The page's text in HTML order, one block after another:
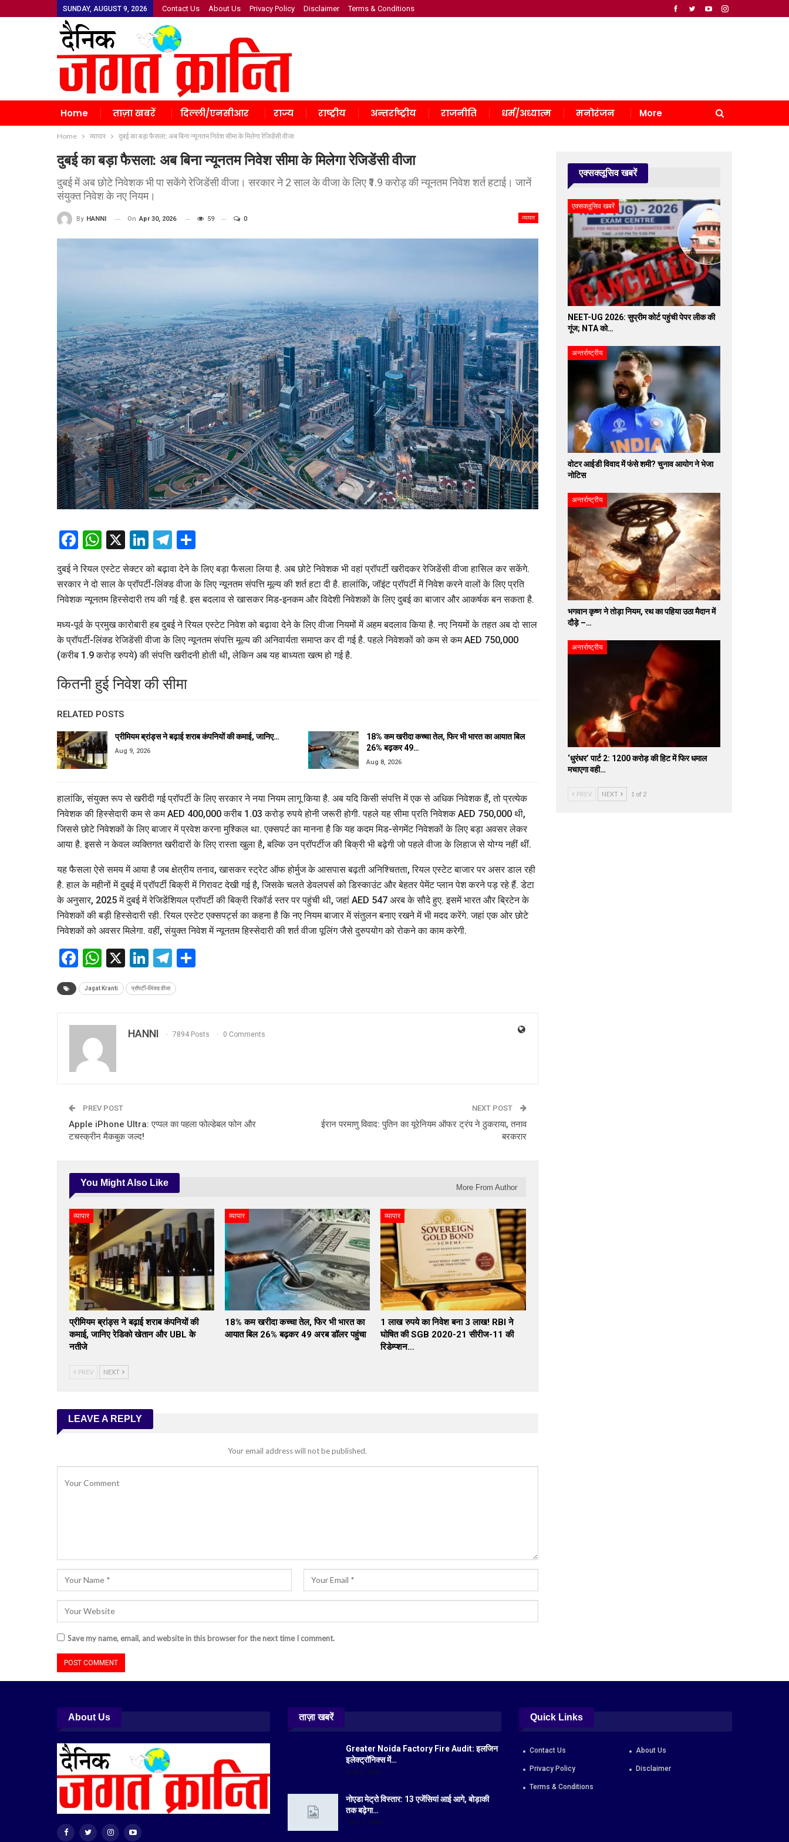
SUNDAY, AUGUST 9, 2026 Contact Us About Us Privacy Policy Disclaimer Terms & Conditions
Home ताज़ा खबरें दिल्ली/एनसीआर राज्य राष्ट्रीय अन्तर्राष्ट्रीय राजनीति धर्म/अध्यात्म मनोरंजन More
Home व्यापार दुबई का बड़ा फैसला: अब बिना न्यूनतम निवेश सीमा के मिलेगा रेजिडेंसी वीजा
दुबई का बड़ा फैसला: अब बिना न्यूनतम निवेश सीमा के मिलेगा रेजिडेंसी वीजा
दुबई में अब छोटे निवेशक भी पा सकेंगे रेजिडेंसी वीजा। सरकार ने 2 साल के वीजा के लिए ₹1.9 करोड़ की न्यूनतम निवेश शर्त हटाई। जानें
संयुक्त निवेश के नए नियम।
व्यापार
By HANNI On Apr 30, 2026 59 0
Facebook
WhatsApp
X LinkedIn
Telegram
दुबई ने रियल एस्टेट सेक्टर को बढ़ावा देने के लिए बड़ा फैसला लिया है. अब छोटे निवेशक भी वहां प्रॉपर्टी खरीदकर रेजिडेंसी वीजा हासिल कर सकेंगे.
सरकार ने दो साल के प्रॉपर्टी-लिंक्ड वीजा के लिए न्यूनतम संपत्ति मूल्य की शर्त हटा दी है. हालांकि, जॉइंट प्रॉपर्टी में निवेश करने वालों के लिए प्रति
निवेशक न्यूनतम हिस्सेदारी तय की गई है. इस बदलाव से खासकर मिड-इनकम और विदेशी निवेशकों के लिए दुबई का बाजार और आकर्षक बन सकता है.
मध्य-पूर्व के प्रमुख कारोबारी हब दुबई ने रियल एस्टेट निवेश को बढ़ावा देने के लिए वीजा नियमों में अहम बदलाव किया है. नए नियमों के तहत अब दो साल
के प्रॉपर्टी-लिंक्ड रेजिडेंसी वीजा के लिए न्यूनतम संपत्ति मूल्य की अनिवार्यता समाप्त कर दी गई है. पहले निवेशकों को कम से कम AED 750,000
(करीब 1.9 करोड़ रुपये) की संपत्ति खरीदनी होती थी, लेकिन अब यह बाध्यता खत्म हो गई है.
कितनी हुई निवेश की सीमा
RELATED POSTS
प्रीमियम ब्रांड्स ने बढ़ाई शराब कंपनियों की कमाई, जानिए…
Aug 9, 2026
18% कम खरीदा कच्चा तेल, फिर भी भारत का आयात बिल
26% बढ़कर 49…
Aug 8, 2026
हालांकि, संयुक्त रूप से खरीदी गई प्रॉपर्टी के लिए सरकार ने नया नियम लागू किया है. अब यदि किसी संपत्ति में एक से अधिक निवेशक हैं, तो प्रत्येक
निवेशक की हिस्सेदारी कम से कम AED 400,000 करीब 1.03 करोड़ रुपये होनी जरूरी होगी. पहले यह सीमा प्रति निवेशक AED 750,000 थी,
जिससे छोटे निवेशकों के लिए बाजार में प्रवेश करना मुश्किल था. एक्सपर्ट का मानना है कि यह कदम मिड-सेगमेंट निवेशकों के लिए बड़ा अवसर लेकर
आया है. इससे न केवल व्यक्तिगत खरीदारों के लिए रास्ता खुला है, बल्कि उन प्रॉपर्टीज की बिक्री भी बढ़ेगी जो पहले वीजा के लिहाज से योग्य नहीं थीं.
यह फैसला ऐसे समय में आया है जब क्षेत्रीय तनाव, खासकर स्ट्रेट ऑफ होर्मुज के आसपास बढ़ती अनिश्चितता, रियल एस्टेट बाजार पर असर डाल रही
है. हाल के महीनों में दुबई में प्रॉपर्टी बिक्री में गिरावट देखी गई है, जिसके चलते डेवलपर्स को डिस्काउंट और बेहतर पेमेंट प्लान पेश करने पड़ रहे हैं. डेटा
के अनुसार, 2025 में दुबई में रेजिडेंशियल प्रॉपर्टी की बिक्री रिकॉर्ड स्तर पर पहुंची थी, जहां AED 547 अरब के सौदे हुए. इसमें भारत और ब्रिटेन के
निवेशकों की बड़ी हिस्सेदारी रही. रियल एस्टेट एक्सपर्ट्स का कहना है कि नए नियम बाजार में संतुलन बनाए रखने में भी मदद करेंगे. जहां एक ओर छोटे
निवेशकों को अवसर मिलेगा. वहीं, संयुक्त निवेश में न्यूनतम हिस्सेदारी की शर्त वीजा पूलिंग जैसे दुरुपयोग को रोकने का काम करेगी.
Facebook
WhatsApp
X LinkedIn
Telegram
Jagat Kranti प्रॉपर्टी-लिंक्ड वीजा
HANNI 7894 Posts 0 Comments
PREV POST
Apple iPhone Ultra: एप्पल का पहला फोल्डेबल फोन और
टचस्क्रीन मैकबुक जल्द!
NEXT POST
ईरान परमाणु विवाद: पुतिन का यूरेनियम ऑफर ट्रंप ने ठुकराया, तनाव
बरकरार
You Might Also Like More From Author
व्यापार
प्रीमियम ब्रांड्स ने बढ़ाई शराब कंपनियों की
कमाई, जानिए रेडिको खेतान और UBL के
नतीजे
व्यापार
18% कम खरीदा कच्चा तेल, फिर भी भारत का
आयात बिल 26% बढ़कर 49 अरब डॉलर पहुंचा
व्यापार
1 लाख रुपये का निवेश बना 3 लाख! RBI ने
घोषित की SGB 2020-21 सीरीज-11 की
रिडेम्प्शन…
PREV NEXT
LEAVE A REPLY
Your email address will not be published.
Save my name, email, and website in this browser for the next time I comment.
एक्सक्लूसिव खबरें
एक्सक्लूसिव खबरें
NEET-UG 2026: सुप्रीम कोर्ट पहुंची पेपर लीक की
गूंज; NTA को…
अन्तर्राष्ट्रीय
वोटर आईडी विवाद में फंसे शमी? चुनाव आयोग ने भेजा
नोटिस
अन्तर्राष्ट्रीय
भगवान कृष्ण ने तोड़ा नियम, रथ का पहिया उठा मैदान में
दौड़े –…
अन्तर्राष्ट्रीय
‘धुरंधर’ पार्ट 2: 1200 करोड़ की हिट में फिर धमाल
मचाएगा वही…
PREV NEXT 1 of 2
About Us ताज़ा खबरें
Greater Noida Factory Fire Audit: इलजिन
इलेक्ट्रॉनिक्स में…
Aug 6, 2026
नोएडा मेट्रो विस्तार: 13 एजेंसियां आई आगे, बोड़ाकी
तक बढ़ेगा…
Jul 19, 2026
Quick Links
Contact Us About Us
Privacy Policy Disclaimer
Terms & Conditions